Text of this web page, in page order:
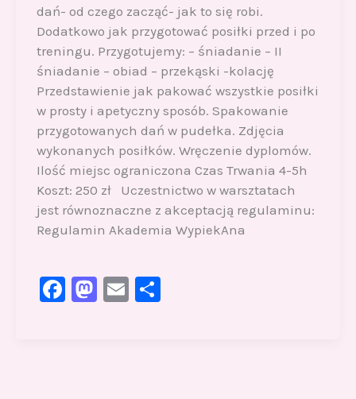
dań- od czego zacząć- jak to się robi.
Dodatkowo jak przygotować posiłki przed i po
treningu. Przygotujemy: – śniadanie – II
śniadanie – obiad – przekąski -kolację
Przedstawienie jak pakować wszystkie posiłki
w prosty i apetyczny sposób. Spakowanie
przygotowanych dań w pudełka. Zdjęcia
wykonanych posiłków. Wręczenie dyplomów.
Ilość miejsc ograniczona Czas Trwania 4-5h
Koszt: 250 zł Uczestnictwo w warsztatach
jest równoznaczne z akceptacją regulaminu:
Regulamin Akademia WypiekAna
F
M E S